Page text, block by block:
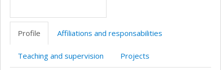
Profile Affiliations and responsabilities
Teaching and supervision Projects